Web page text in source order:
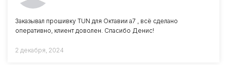
Заказывал прошивку TUN для Октавии a7 , всё сделано
оперативно, клиент доволен. Спасибо Денис!
2 декабря, 2024